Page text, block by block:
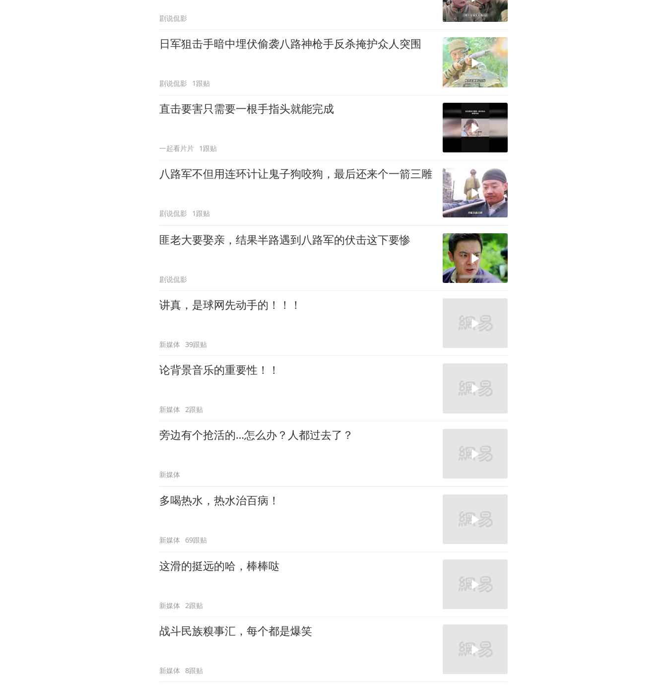
剧说侃影
日军狙击手暗中埋伏偷袭八路神枪手反杀掩护众人突围
剧说侃影 1跟贴
直击要害只需要一根手指头就能完成
一起看片片 1跟贴
八路军不但用连环计让鬼子狗咬狗，最后还来个一箭三雕
剧说侃影 1跟贴
匪老大要娶亲，结果半路遇到八路军的伏击这下要惨
剧说侃影
讲真，是球网先动手的！！！
新媒体 39跟贴
论背景音乐的重要性！！
新媒体 2跟贴
旁边有个抢活的…怎么办？人都过去了？
新媒体
多喝热水，热水治百病！
新媒体 69跟贴
这滑的挺远的哈，棒棒哒
新媒体 2跟贴
战斗民族糗事汇，每个都是爆笑
新媒体 8跟贴